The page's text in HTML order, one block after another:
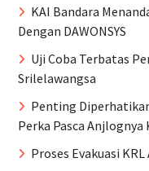
KAI Bandara
Dengan DAWONSYS
Uji Coba Terbatas
Srilelawangsa
Penting
Perka Pasca Anjlognya
Proses Evakuasi